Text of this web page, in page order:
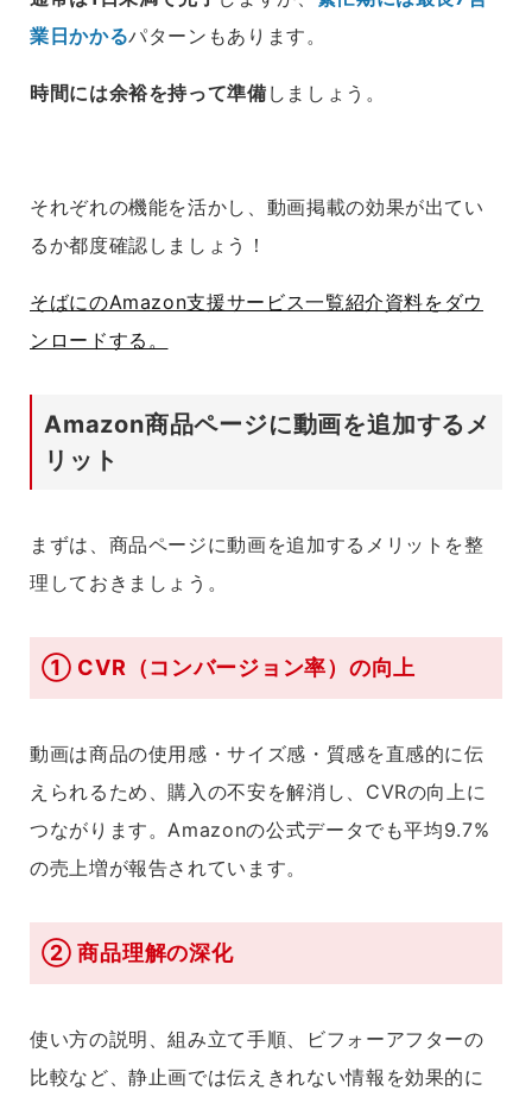
業日かかるパターンもあります。
時間には余裕を持って準備 しましょう。
それぞれの機能を活かし、動画掲載の効果が出てい
るか都度確認しましょう！
そばにのAmazon支援サービス一覧紹介資料をダウ
ンロードする。
Amazon商品ページに動画を追加するメ
リット
まずは、商品ページに動画を追加するメリットを整
理しておきましょう。
① CVR（コンバージョン率）の向上
動画は商品の使用感・サイズ感・質感を直感的に伝
えられるため、購入の不安を解消し、CVRの向上に
つながります。Amazonの公式データでも平均9.7%
の売上増が報告されています。
② 商品理解の深化
使い方の説明、組み立て手順、ビフォーアフターの
比較など、静止画では伝えきれない情報を効果的に